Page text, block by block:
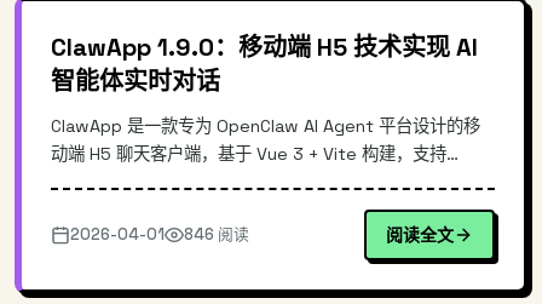
ClawApp 1.9.0：移动端 H5 技术实现 AI
智能体实时对话
ClawApp 是一款专为 OpenClaw AI Agent 平台设计的移
动端 H5 聊天客户端，基于 Vue 3 + Vite 构建，支持
1.9.0 带来了更流畅的交互体验和更低的内存占用。本文深
入解析其技术架构、核心通信机制以及在移动端适配方面的
实践，帮助开发者快速上手这款开源移动聊天解决方案。
2026-04-01 846 阅读 阅读全文